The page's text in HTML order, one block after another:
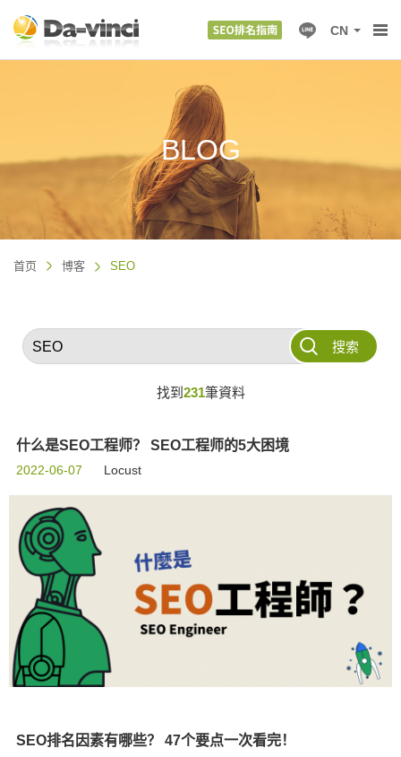
CN
BLOG
首页 博客 SEO
搜索
找到 231筆資料
什么是SEO工程师？ SEO工程师的5大困境
2022-06-07 Locust
SEO排名因素有哪些？ 47个要点一次看完！